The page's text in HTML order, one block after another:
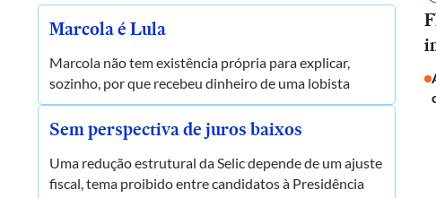
Marcola é Lula
Marcola não tem existência própria para explicar,
sozinho, por que recebeu dinheiro de uma lobista
Sem perspectiva de juros baixos
Uma redução estrutural da Selic depende de um ajuste
fiscal, tema proibido entre candidatos à Presidência